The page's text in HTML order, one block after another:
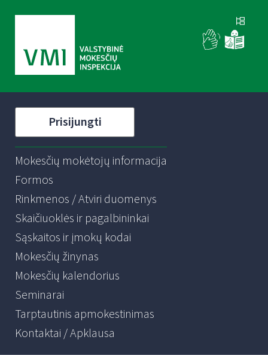
Prisijungti
Mokesčių mokėtojų informacija
Formos
Rinkmenos / Atviri duomenys
Skaičiuoklės ir pagalbininkai
Sąskaitos ir įmokų kodai
Mokesčių žinynas
Mokesčių kalendorius
Seminarai
Tarptautinis apmokestinimas
Kontaktai / Apklausa